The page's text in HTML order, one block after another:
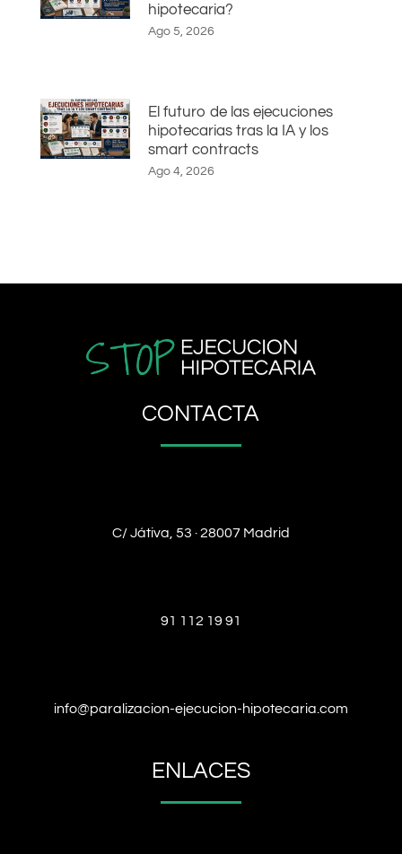
hipotecaria?
Ago 5, 2026
El futuro de las ejecuciones
hipotecarias tras la IA y los
smart contracts
Ago 4, 2026
CONTACTA
C/ Játiva, 53 · 28007 Madrid
91 112 19 91
info@paralizacion-ejecucion-hipotecaria.com
ENLACES